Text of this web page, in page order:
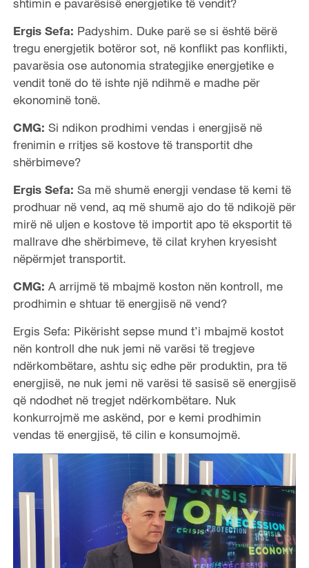
shtimin e pavarësisë energjetike të vendit?
Ergis Sefa: Padyshim. Duke parë se si është bërë
tregu energjetik botëror sot, në konflikt pas konflikti,
pavarësia ose autonomia strategjike energjetike e
vendit tonë do të ishte një ndihmë e madhe për
ekonominë tonë.
CMG: Si ndikon prodhimi vendas i energjisë në
frenimin e rritjes së kostove të transportit dhe
shërbimeve?
Ergis Sefa: Sa më shumë energji vendase të kemi të
prodhuar në vend, aq më shumë ajo do të ndikojë për
mirë në uljen e kostove të importit apo të eksportit të
mallrave dhe shërbimeve, të cilat kryhen kryesisht
nëpërmjet transportit.
CMG: A arrijmë të mbajmë koston nën kontroll, me
prodhimin e shtuar të energjisë në vend?
Ergis Sefa: Pikërisht sepse mund t’i mbajmë kostot
nën kontroll dhe nuk jemi në varësi të tregjeve
ndërkombëtare, ashtu siç edhe për produktin, pra të
energjisë, ne nuk jemi në varësi të sasisë së energjisë
që ndodhet në tregjet ndërkombëtare. Nuk
konkurrojmë me askënd, por e kemi prodhimin
vendas të energjisë, të cilin e konsumojmë.